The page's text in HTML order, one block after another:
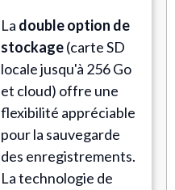
La double option de
stockage(carte SD
locale jusqu'à 256 Go
et cloud) offre une
flexibilité appréciable
pour la sauvegarde
des enregistrements.
La technologie de